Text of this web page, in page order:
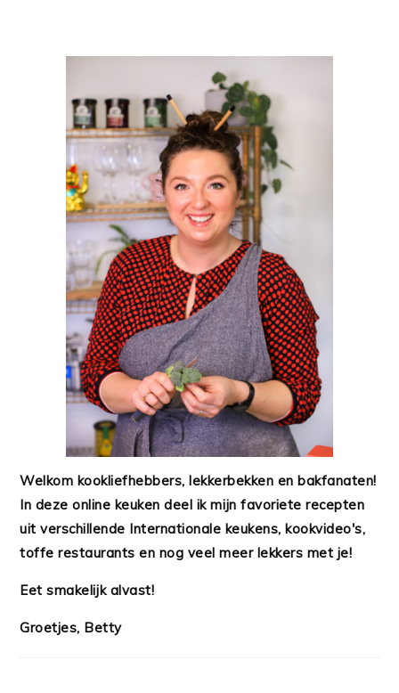
Welkom kookliefhebbers, lekkerbekken en bakfanaten!
In deze online keuken deel ik mijn favoriete recepten
uit verschillende Internationale keukens, kookvideo's,
toffe restaurants en nog veel meer lekkers met je!
Eet smakelijk alvast!
Groetjes, Betty